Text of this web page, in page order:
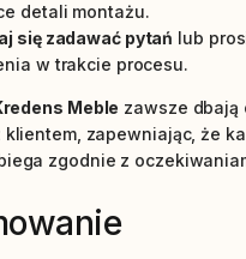
detali montażu.
się zadawać pytań lub
w trakcie procesu.
Meble zawsze dbają
klientem, zapewniając, że
zgodnie z